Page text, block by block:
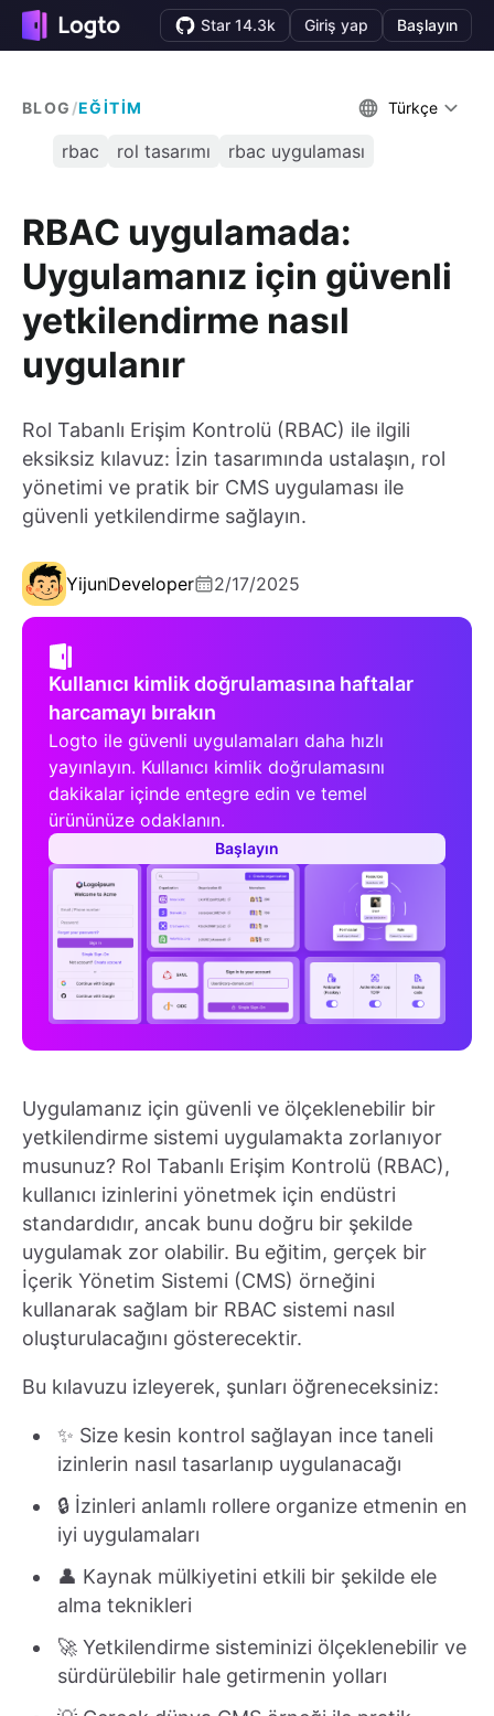
Star 14.3k Giriş yap Başlayın
BLOG /EĞITIM Türkçe
rbac rol tasarımı rbac uygulaması
RBAC uygulamada:
Uygulamanız için güvenli
yetkilendirme nasıl
uygulanır
Rol Tabanlı Erişim Kontrolü (RBAC) ile ilgili
eksiksiz kılavuz: İzin tasarımında ustalaşın, rol
yönetimi ve pratik bir CMS uygulaması ile
güvenli yetkilendirme sağlayın.
YijunDeveloper 2/17/2025
Kullanıcı kimlik doğrulamasına haftalar
harcamayı bırakın
Logto ile güvenli uygulamaları daha hızlı
yayınlayın. Kullanıcı kimlik doğrulamasını
dakikalar içinde entegre edin ve temel
ürününüze odaklanın.
Başlayın
Uygulamanız için güvenli ve ölçeklenebilir bir
yetkilendirme sistemi uygulamakta zorlanıyor
musunuz? Rol Tabanlı Erişim Kontrolü (RBAC),
kullanıcı izinlerini yönetmek için endüstri
standardıdır, ancak bunu doğru bir şekilde
uygulamak zor olabilir. Bu eğitim, gerçek bir
İçerik Yönetim Sistemi (CMS) örneğini
kullanarak sağlam bir RBAC sistemi nasıl
oluşturulacağını gösterecektir.
Bu kılavuzu izleyerek, şunları öğreneceksiniz:
✨ Size kesin kontrol sağlayan ince taneli
izinlerin nasıl tasarlanıp uygulanacağı
🔒 İzinleri anlamlı rollere organize etmenin en
iyi uygulamaları
👤 Kaynak mülkiyetini etkili bir şekilde ele
alma teknikleri
🚀 Yetkilendirme sisteminizi ölçeklenebilir ve
sürdürülebilir hale getirmenin yolları